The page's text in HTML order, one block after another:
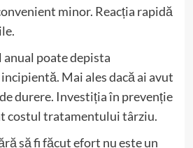
minor. Reacția rapidă
poate depista
Mai ales dacă ai avut
durere. Investiția în prevenție
costul tratamentului târziu.
să fi făcut efort nu este un